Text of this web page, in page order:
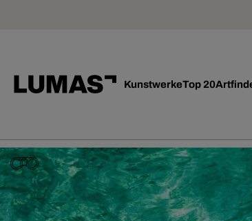
KunstwerkeTop 20